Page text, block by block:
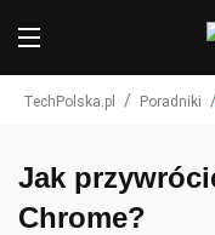
TechPolska.pl / Poradniki /
Jak
Chrome?